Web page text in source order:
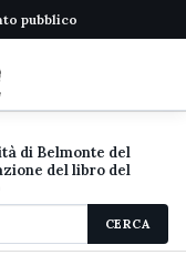
pubblico
di Belmonte del
del libro del
CERCA